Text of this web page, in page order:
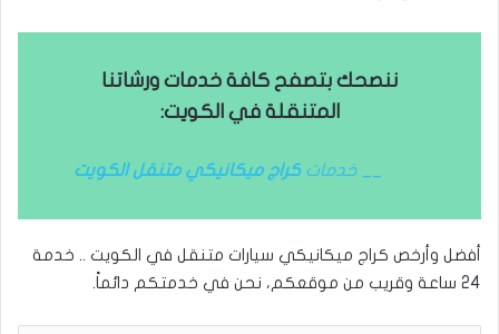
ننصحك بتصفح كافة خدمات ورشاتنا
المتنقلة في الكويت:
__ خدماتكراج ميكانيكي متنقل الكويت
أفضل وأرخص كراج ميكانيكي سيارات متنقل في الكويت .. خدمة
24 ساعة وقريب من موقعكم، نحن في خدمتكم دائماً.